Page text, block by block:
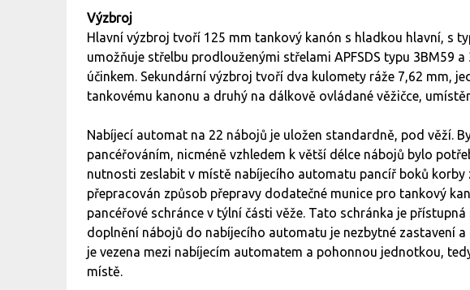
Výzbroj
Hlavní výzbroj tvoří 125 mm tankový kanón s hladkou hlavní, s
umožňuje střelbu prodlouženými střelami APFSDS typu 3BM59
účinkem. Sekundární výzbroj tvoří dva kulomety ráže 7,62 mm,
tankovému kanonu a druhý na dálkově ovládané věžičce,
Nabíjecí automat na 22 nábojů je uložen standardně, pod věží.
pancéřováním, nicméně vzhledem k větší délce nábojů bylo
nutnosti zeslabit v místě nabíjecího automatu pancíř boků korby
přepracován způsob přepravy dodatečné munice pro tankový
pancéřové schránce v týlní části věže. Tato schránka je
doplnění nábojů do nabíjecího automatu je nezbytné zastavení
je vezena mezi nabíjecím automatem a pohonnou jednotkou,
místě.